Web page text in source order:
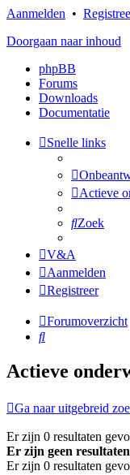
Aanmelden •
Doorgaan naar inhoud
phpBB
Forums
Downloads
Documentatie
Snelle links
Actieve
Zoek
V&A
Aanmelden
Registreer
Forumoverzicht
Zoek
Actieve
Ga naar uitgebreid
Er zijn 0 resultaten
Er zijn geen
Er zijn 0 resultaten